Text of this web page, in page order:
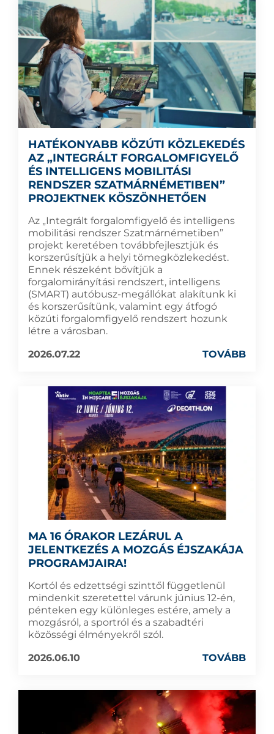
HATÉKONYABB KÖZÚTI KÖZLEKEDÉS
AZ „INTEGRÁLT FORGALOMFIGYELŐ
ÉS INTELLIGENS MOBILITÁSI
RENDSZER SZATMÁRNÉMETIBEN”
PROJEKTNEK KÖSZÖNHETŐEN
Az „Integrált forgalomfigyelő és intelligens
mobilitási rendszer Szatmárnémetiben”
projekt keretében továbbfejlesztjük és
korszerűsítjük a helyi tömegközlekedést.
Ennek részeként bővítjük a
forgalomirányítási rendszert, intelligens
(SMART) autóbusz-megállókat alakítunk ki
és korszerűsítünk, valamint egy átfogó
közúti forgalomfigyelő rendszert hozunk
létre a városban.
2026.07.22
TOVÁBB
MA 16 ÓRAKOR LEZÁRUL A
JELENTKEZÉS A MOZGÁS ÉJSZAKÁJA
PROGRAMJAIRA!
Kortól és edzettségi szinttől függetlenül
mindenkit szeretettel várunk június 12-én,
pénteken egy különleges estére, amely a
mozgásról, a sportról és a szabadtéri
közösségi élményekről szól.
2026.06.10
TOVÁBB